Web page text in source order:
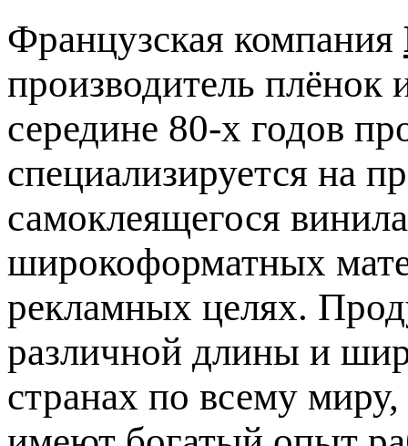
Французская компания
производитель
середине 80-х годов
специализируется на
самоклеящегося
широкоформатных
рекламных целях.
различной длины и
странах по всему